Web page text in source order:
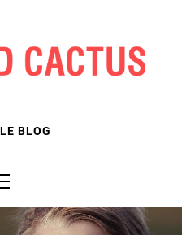
BLOG
Menu